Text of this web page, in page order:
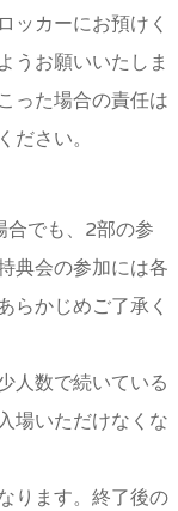
ッカーにお預けく
うお願いいたしま
った場合の責任は
ださい。
でも、2部の参
典会の参加には各
らかじめご了承く
人数で続いている
場いただけなくな
ります。終了後の